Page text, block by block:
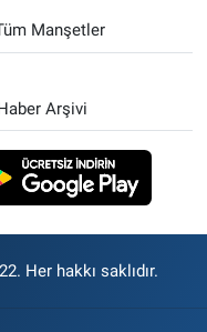
Manşetler
Arşivi
Her hakkı saklıdır.